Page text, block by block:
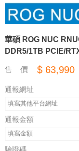
華碩 ROG NUC
DDR5/1TB PCIE/
售 價 $ 63,990
通報網址
通報金額